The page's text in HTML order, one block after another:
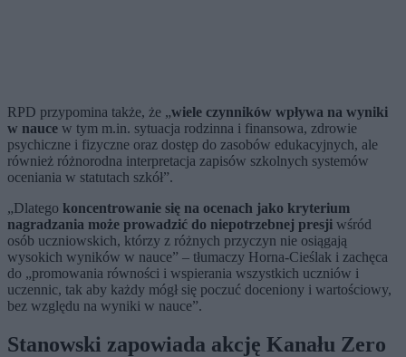
RPD przypomina także, że „wiele czynników wpływa na wyniki
w nauce w tym m.in. sytuacja rodzinna i finansowa, zdrowie
psychiczne i fizyczne oraz dostęp do zasobów edukacyjnych, ale
również różnorodna interpretacja zapisów szkolnych systemów
oceniania w statutach szkół”.
„Dlatego koncentrowanie się na ocenach jako kryterium
nagradzania może prowadzić do niepotrzebnej presji wśród
osób uczniowskich, którzy z różnych przyczyn nie osiągają
wysokich wyników w nauce” – tłumaczy Horna-Cieślak i zachęca
do „promowania równości i wspierania wszystkich uczniów i
uczennic, tak aby każdy mógł się poczuć doceniony i wartościowy,
bez względu na wyniki w nauce”.
Stanowski zapowiada akcję Kanału Zero